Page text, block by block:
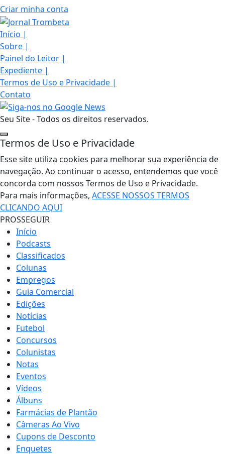
Criar minha conta
Início |
Sobre |
Painel do Leitor |
Expediente |
Termos de Uso e Privacidade |
Contato
Seu Site - Todos os direitos reservados.
Termos de Uso e Privacidade
Esse site utiliza cookies para melhorar sua experiência de
navegação. Ao continuar o acesso, entendemos que você
concorda com nossos Termos de Uso e Privacidade.
Para mais informações, ACESSE NOSSOS TERMOS
CLICANDO AQUI
PROSSEGUIR
Início
Podcasts
Classificados
Colunas
Empregos
Guia Comercial
Edições
Notícias
Futebol
Concursos
Colunistas
Notas
Eventos
Vídeos
Álbuns
Farmácias de Plantão
Câmeras Ao Vivo
Cupons de Desconto
Enquetes